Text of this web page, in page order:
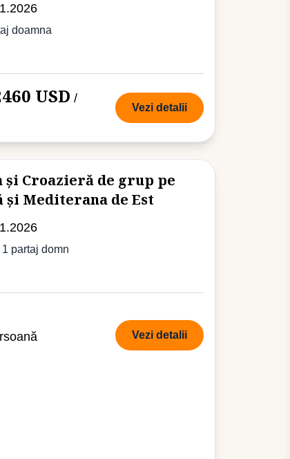
doamna
USD /
Vezi detalii
Croazieră de grup pe
Mediterana de Est
1 partaj domn
Vezi detalii